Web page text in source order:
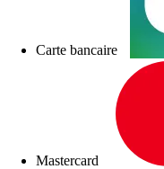
Carte bancaire
Mastercard